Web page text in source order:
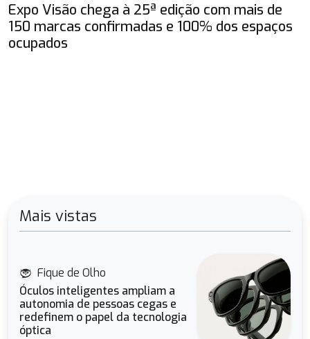
Expo Visão chega à 25ª edição com mais de
150 marcas confirmadas e 100% dos espaços
ocupados
Mais vistas
Fique de Olho
Óculos inteligentes ampliam a
autonomia de pessoas cegas e
redefinem o papel da tecnologia
óptica